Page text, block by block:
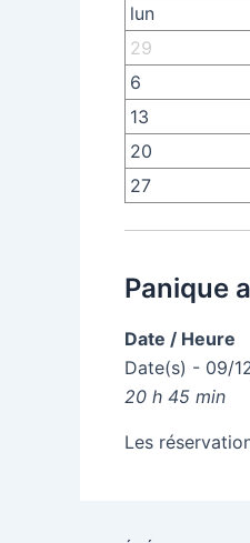
lun
29
6
13
20
27
Panique
Date / Heure
Date(s) - 09/
20 h 45 min
Les